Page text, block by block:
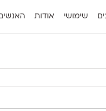
שימושי אודות
בר־לב
נוילנד